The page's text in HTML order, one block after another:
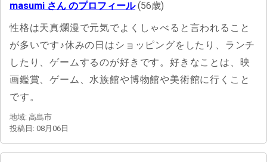
masumi さん のプロフィール(56歳)
性格は天真爛漫で元気でよくしゃべると言われること
が多いです♪休みの日はショッピングをしたり、ランチ
したり、ゲームするのが好きです。好きなことは、映
画鑑賞、ゲーム、水族館や博物館や美術館に行くこと
です。
地域: 高島市
投稿日: 08月06日